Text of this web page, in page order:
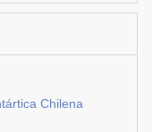
Chilena